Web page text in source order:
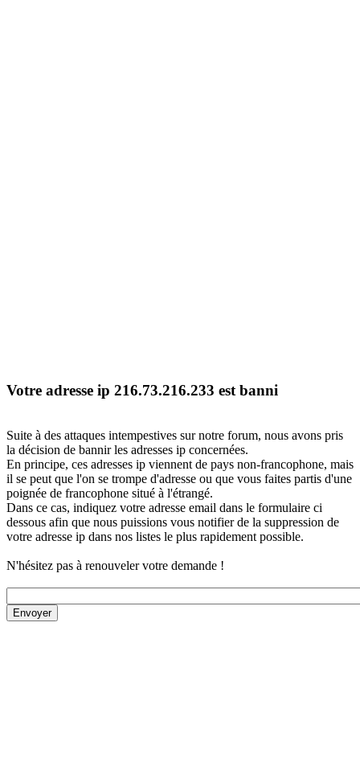
Votre adresse ip 216.73.216.233 est banni
Suite à des attaques intempestives sur notre forum, nous avons pris
la décision de bannir les adresses ip concernées.
En principe, ces adresses ip viennent de pays non-francophone, mais
il se peut que l'on se trompe d'adresse ou que vous faites partis d'une
poignée de francophone situé à l'étrangé.
Dans ce cas, indiquez votre adresse email dans le formulaire ci
dessous afin que nous puissions vous notifier de la suppression de
votre adresse ip dans nos listes le plus rapidement possible.
N'hésitez pas à renouveler votre demande !